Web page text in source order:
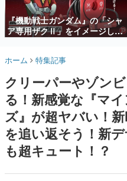
殿堂入り記事
SNS拡散数が数千
ど。多くの人々に
事をまとめました。
名作ゲームクリエ
きます。
赫本
この物語を解い
の形をした短編ホ
新世代に訊く
これからのデジタ
プロ野球選手から称賛の声
『機動戦士ガンダム』の「シャ
ア専用ザクⅡ」をイメージした
散水ホースリールが予約開始。
ークやジオン公国軍のエンブレ
ホーム 特集記事
クリーパーやゾン
る！新感覚な『マ
ズ』が超ヤバい！
を追い返そう！新
も超キュート！？